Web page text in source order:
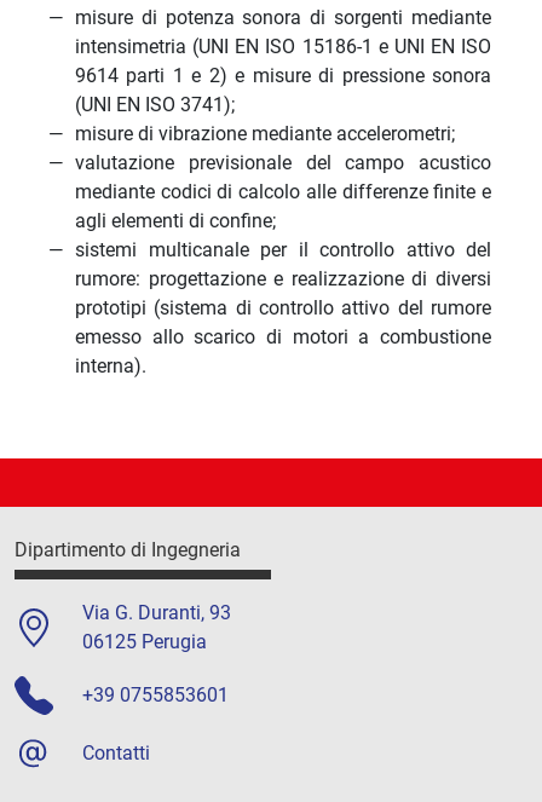
misure di potenza sonora di sorgenti mediante
intensimetria (UNI EN ISO 15186-1 e UNI EN ISO
9614 parti 1 e 2) e misure di pressione sonora
(UNI EN ISO 3741);
misure di vibrazione mediante accelerometri;
valutazione previsionale del campo acustico
mediante codici di calcolo alle differenze finite e
agli elementi di confine;
sistemi multicanale per il controllo attivo del
rumore: progettazione e realizzazione di diversi
prototipi (sistema di controllo attivo del rumore
emesso allo scarico di motori a combustione
interna).
Dipartimento di Ingegneria
Via G. Duranti, 93
06125 Perugia
+39 0755853601
Contatti